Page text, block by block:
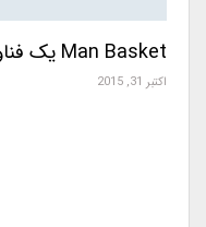
Man Basket یک فناوری ایمن
اکتبر 31, 2015